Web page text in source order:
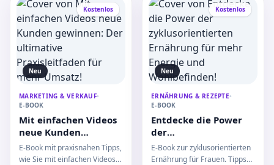
Kostenlos
Neu
MARKETING & VERKAUF•
E-BOOK
Mit einfachen Videos
neue Kunden
gewinnen: Der
ultimative
E-Book mit praxisnahen Tipps,
wie Sie mit einfachen Videos
Kostenlos
Neu
ERNÄHRUNG & REZEPTE•
E-BOOK
Entdecke die Power
der
zyklusorientierten
Ernährung für mehr
E-Book zur zyklusorientierten
Ernährung für Frauen. Tipps